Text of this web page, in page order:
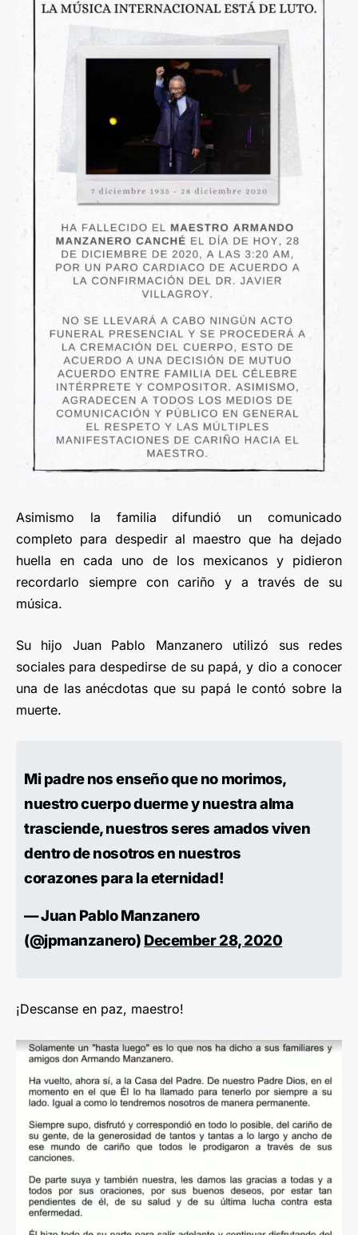
Asimismo la familia difundió un comunicado
completo para despedir al maestro que ha dejado
huella en cada uno de los mexicanos y pidieron
recordarlo siempre con cariño y a través de su
música.
Su hijo Juan Pablo Manzanero utilizó sus redes
sociales para despedirse de su papá, y dio a conocer
una de las anécdotas que su papá le contó sobre la
muerte.
Mi padre nos enseño que no morimos,
nuestro cuerpo duerme y nuestra alma
trasciende, nuestros seres amados viven
dentro de nosotros en nuestros
corazones para la eternidad!
— Juan Pablo Manzanero
(@jpmanzanero) December 28, 2020
¡Descanse en paz, maestro!